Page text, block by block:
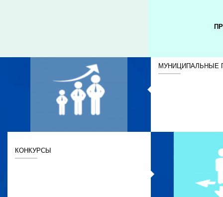
МУНИЦИПАЛЬНЫЕ
КОНКУРСЫ